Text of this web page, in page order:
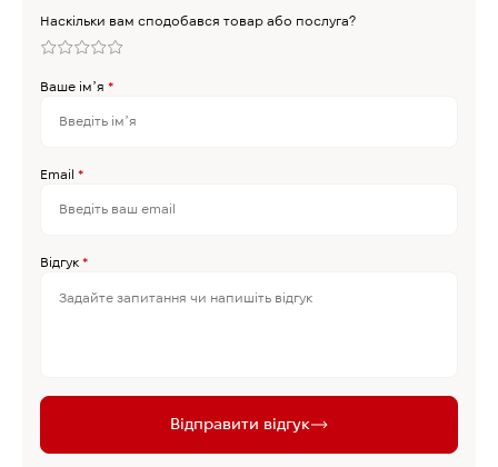
Наскільки вам сподобався товар або послуга?
Ваше імʼя *
Email *
Відгук *
Відправити відгук